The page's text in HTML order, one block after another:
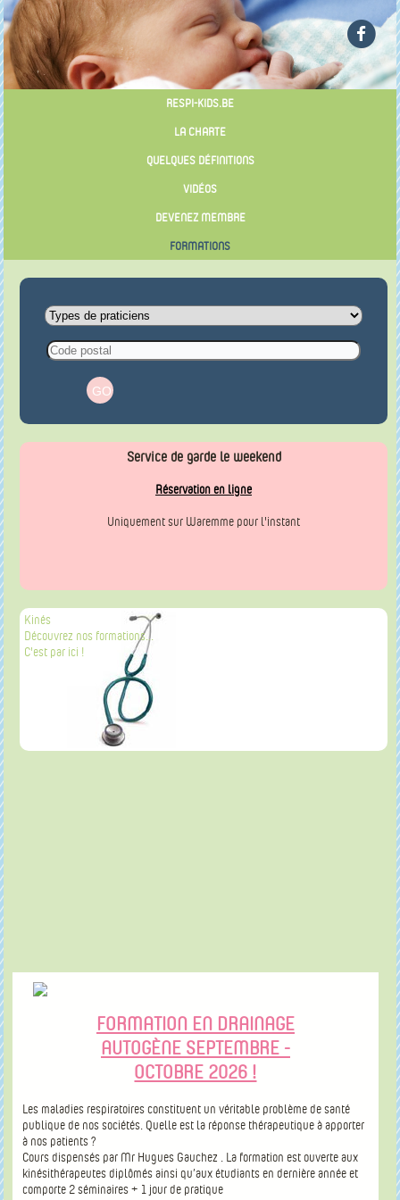
RESPI-KIDS.BE
LA CHARTE
QUELQUES DÉFINITIONS
VIDÉOS
DEVENEZ MEMBRE
FORMATIONS
Service de garde le weekend
Réservation en ligne
Uniquement sur Waremme pour l'instant
Kinés
Découvrez nos formations...
C'est par ici !
FORMATION EN DRAINAGE
AUTOGÈNE SEPTEMBRE -
OCTOBRE 2026 !
Les maladies respiratoires constituent un véritable problème de santé
publique de nos sociétés. Quelle est la réponse thérapeutique à apporter
à nos patients ?
Cours dispensés par Mr Hugues Gauchez . La formation est ouverte aux
kinésithérapeutes diplômés ainsi qu’aux étudiants en dernière année et
comporte 2 séminaires + 1 jour de pratique